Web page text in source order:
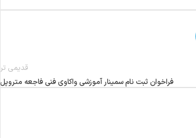
قدیمی تر
فراخوان ثبت نام سمینار آموزشی واکاوی فنی فاجعه متروپل